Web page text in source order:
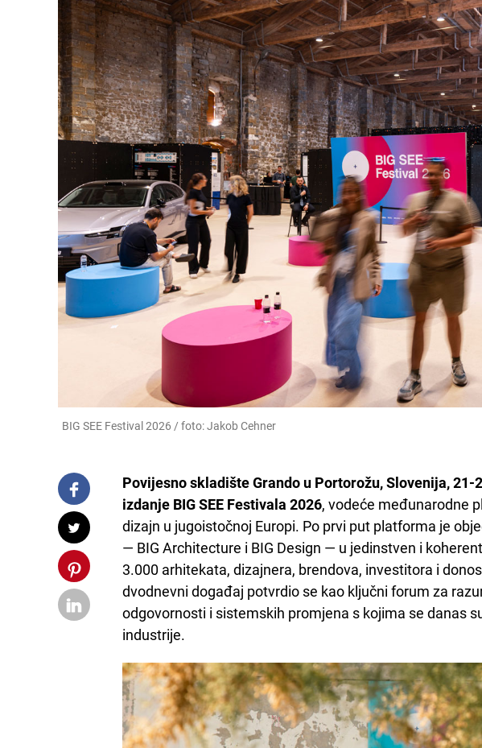
BIG SEE Festival 2026 / foto: Jakob Cehner
Povijesno skladište Grando u Portorožu, Slovenija,
izdanje BIG SEE Festivala 2026, vodeće međunarodne
dizajn u jugoistočnoj Europi. Po prvi put platforma je
— BIG Architecture i BIG Design — u jedinstven i
3.000 arhitekata, dizajnera, brendova, investitora i
dvodnevni događaj potvrdio se kao ključni forum za
odgovornosti i sistemskih promjena s kojima se danas
industrije.